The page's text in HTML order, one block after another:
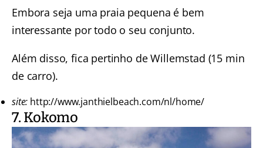
Embora seja uma praia pequena é bem
interessante por todo o seu conjunto.
Além disso, fica pertinho de Willemstad (15 min
de carro).
site: http://www.janthielbeach.com/nl/home/
7. Kokomo